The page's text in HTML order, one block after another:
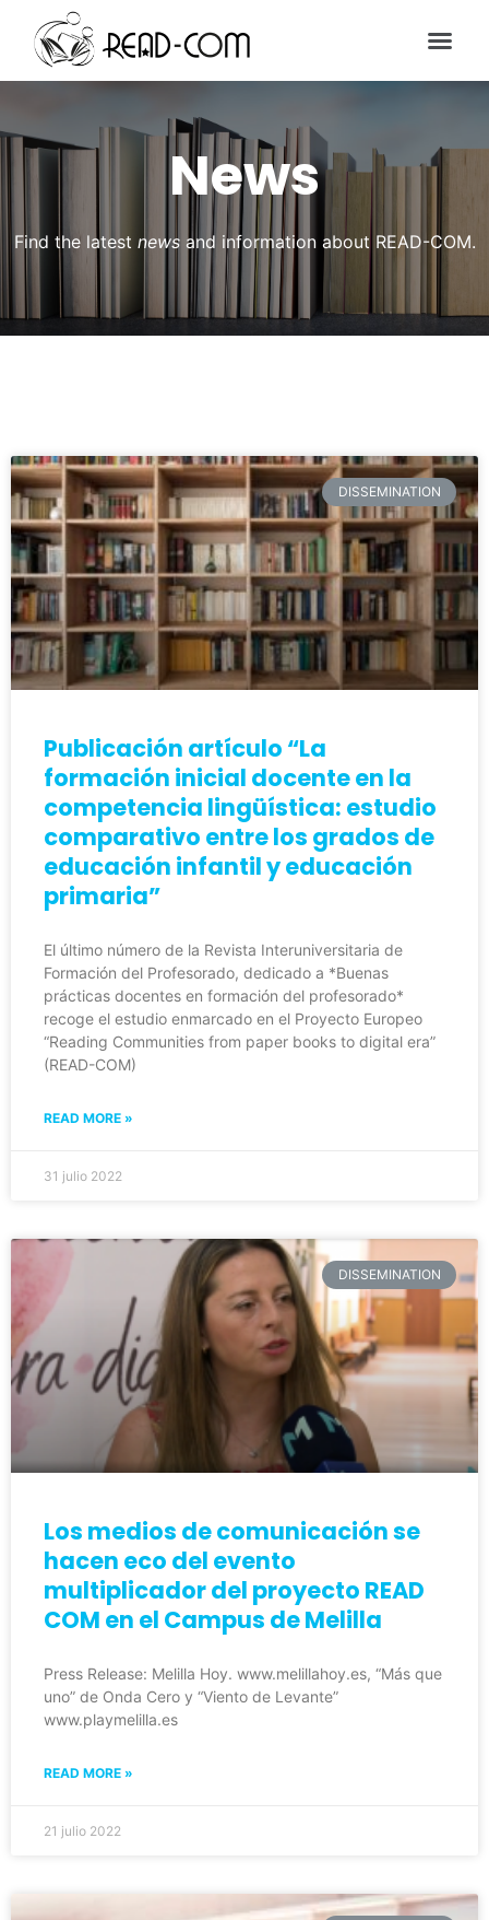
News
Find the latest newsand information about READ-COM.
DISSEMINATION
Publicación artículo “La
formación inicial docente en la
competencia lingüística: estudio
comparativo entre los grados de
educación infantil y educación
primaria”
El último número de la Revista Interuniversitaria de
Formación del Profesorado, dedicado a *Buenas
prácticas docentes en formación del profesorado*
recoge el estudio enmarcado en el Proyecto Europeo
“Reading Communities from paper books to digital era”
(READ-COM)
READ MORE »
31 julio 2022
DISSEMINATION
Los medios de comunicación se
hacen eco del evento
multiplicador del proyecto READ
COM en el Campus de Melilla
Press Release: Melilla Hoy. www.melillahoy.es, “Más que
uno” de Onda Cero y “Viento de Levante”
www.playmelilla.es
READ MORE »
21 julio 2022